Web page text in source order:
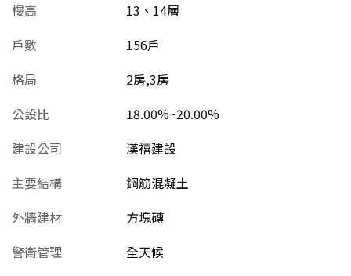
樓高
13、14層
戶數
156戶
格局
2房,3房
公設比
18.00%~20.00%
建設公司
漢禧建設
主要結構
鋼筋混凝土
外牆建材
方塊磚
警衛管理
全天候